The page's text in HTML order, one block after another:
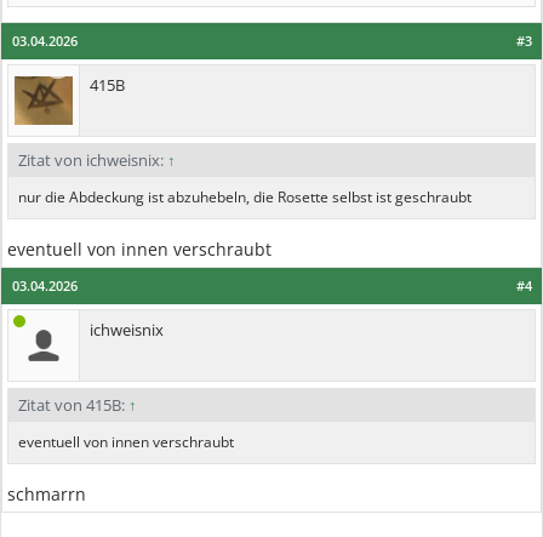
#3
03.04.2026
415B
Zitat von ichweisnix: ↑
nur die Abdeckung ist abzuhebeln, die Rosette selbst ist geschraubt
eventuell von innen verschraubt
#4
03.04.2026
ichweisnix
Zitat von 415B: ↑
eventuell von innen verschraubt
schmarrn